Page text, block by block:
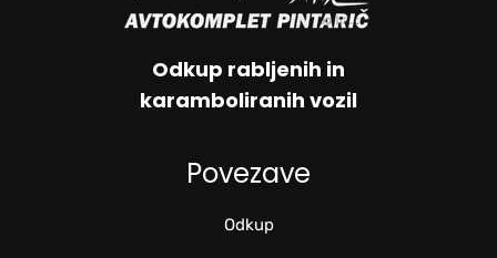
Odkup rabljenih in
karamboliranih vozil
Povezave
Odkup